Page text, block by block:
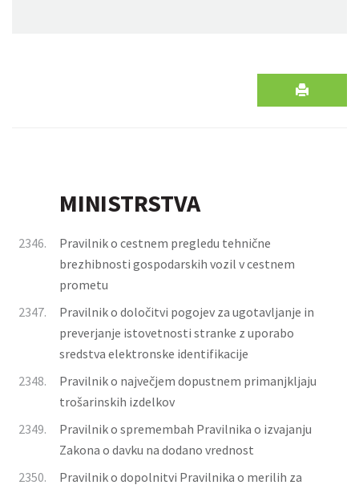
MINISTRSTVA
2346.
Pravilnik o cestnem pregledu tehnične
brezhibnosti gospodarskih vozil v cestnem
prometu
2347.
Pravilnik o določitvi pogojev za ugotavljanje in
preverjanje istovetnosti stranke z uporabo
sredstva elektronske identifikacije
2348.
Pravilnik o največjem dopustnem primanjkljaju
trošarinskih izdelkov
2349.
Pravilnik o spremembah Pravilnika o izvajanju
Zakona o davku na dodano vrednost
2350.
Pravilnik o dopolnitvi Pravilnika o merilih za